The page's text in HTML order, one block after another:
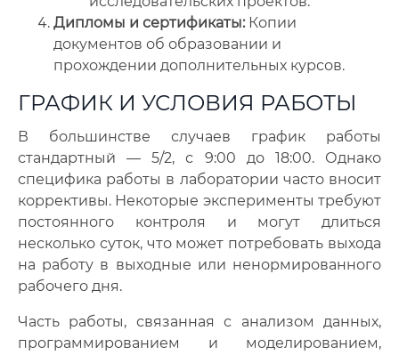
Дипломы и сертификаты:Копии
документов об образовании и
прохождении дополнительных курсов.
ГРАФИК И УСЛОВИЯ РАБОТЫ
В большинстве случаев график работы
стандартный — 5/2, с 9:00 до 18:00. Однако
специфика работы в лаборатории часто вносит
коррективы. Некоторые эксперименты требуют
постоянного контроля и могут длиться
несколько суток, что может потребовать выхода
на работу в выходные или ненормированного
рабочего дня.
Часть работы, связанная с анализом данных,
программированием и моделированием,